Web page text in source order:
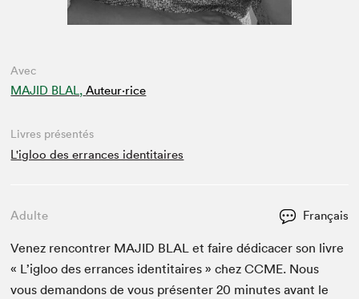
Avec
MAJID BLAL, Auteur·rice
Livres présentés
L'igloo des errances identitaires
Adulte Français
Venez ren­con­tr­er MAJID BLAL et faire dédi­cac­er son livre
« L’igloo des errances iden­ti­taires » chezCCME. Nous
vous deman­dons de vous présen­ter20 min­utes avant le